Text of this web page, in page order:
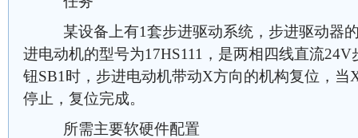
某设备上有1套步进驱动系统，步进驱动器的
进电动机的型号为17HS111，是两相四线直流
钮SB1时，步进电动机带动X方向的机构复位，当
停止，复位完成。
所需主要软硬件配置